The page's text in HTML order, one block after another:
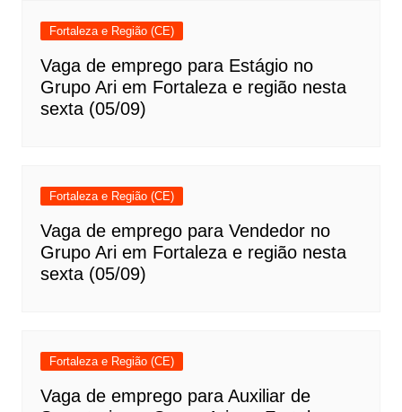
Fortaleza e Região (CE)
Vaga de emprego para Estágio no
Grupo Ari em Fortaleza e região nesta
sexta (05/09)
Fortaleza e Região (CE)
Vaga de emprego para Vendedor no
Grupo Ari em Fortaleza e região nesta
sexta (05/09)
Fortaleza e Região (CE)
Vaga de emprego para Auxiliar de